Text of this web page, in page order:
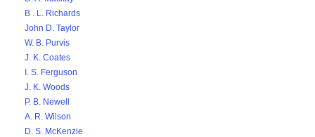
B . L. Richards
John D. Taylor
W. B. Purvis
J. K. Coates
I. S. Ferguson
J. K. Woods
P. B. Newell
A. R. Wilson
D. S. McKenzie